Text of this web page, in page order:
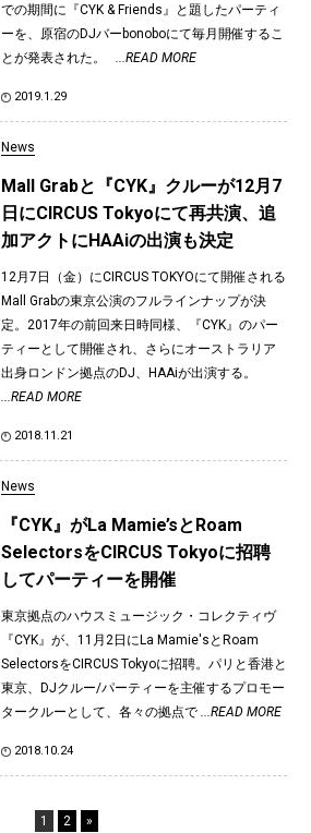
での期間に『CYK & Friends』と題したパーティ
ーを、原宿のDJバーbonoboにて毎月開催するこ
とが発表された。
...READ MORE
2019.1.29
News
Mall Grabと『CYK』クルーが12月7
日にCIRCUS Tokyoにて再共演、追
加アクトにHAAiの出演も決定
12月7日（金）にCIRCUS TOKYOにて開催される
Mall Grabの東京公演のフルラインナップが決
定。2017年の前回来日時同様、『CYK』のパー
ティーとして開催され、さらにオーストラリア
出身ロンドン拠点のDJ、HAAiが出演する。
...READ MORE
2018.11.21
News
『CYK』がLa Mamie’sとRoam
SelectorsをCIRCUS Tokyoに招聘
してパーティーを開催
東京拠点のハウスミュージック・コレクティヴ
『CYK』が、11月2日にLa Mamie'sとRoam
SelectorsをCIRCUS Tokyoに招聘。パリと香港と
東京、DJクルー/パーティーを主催するプロモー
タークルーとして、各々の拠点で ...READ MORE
2018.10.24
1 2 »